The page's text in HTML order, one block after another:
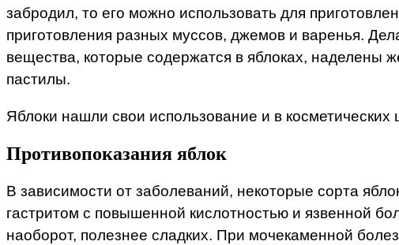
забродил, то его можно использовать для
приготовления разных муссов, джемов и варенья.
вещества, которые содержатся в яблоках, наделены
пастилы.
Яблоки нашли свои использование и в
Противопоказания яблок
В зависимости от заболеваний, некоторые сорта
гастритом с повышенной кислотностью и язвенной
наоборот, полезнее сладких. При мочекаменной